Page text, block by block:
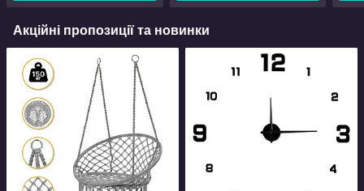
Акційні пропозиції та новинки